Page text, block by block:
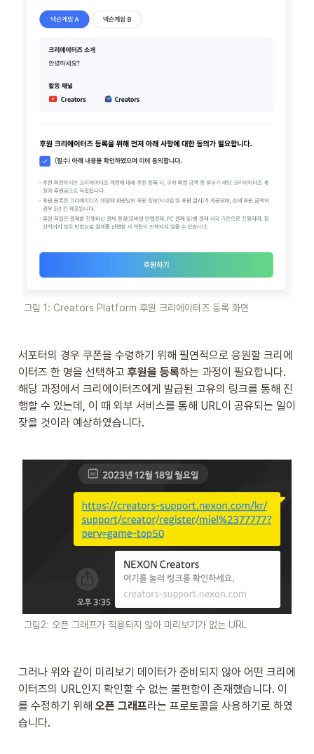
그림 1: Creators Platform 후원 크리에이터즈 등록 화면
서포터의 경우 쿠폰을 수령하기 위해 필연적으로 응원할 크리에
이터즈 한 명을 선택하고 후원을 등록하는 과정이 필요합니다.
해당 과정에서 크리에이터즈에게 발급된 고유의 링크를 통해 진
행할 수 있는데, 이 때 외부 서비스를 통해 URL이 공유되는 일이
잦을 것이라 예상하였습니다.
그림2: 오픈 그래프가 적용되지 않아 미리보기가 없는 URL
그러나 위와 같이 미리보기 데이터가 준비되지 않아 어떤 크리에
이터즈의 URL인지 확인할 수 없는 불편함이 존재했습니다. 이
를 수정하기 위해 오픈 그래프라는 프로토콜을 사용하기로 하였
습니다.